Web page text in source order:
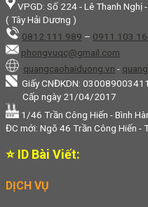
VPGD: Số 224 - Lê Thanh Nghị
( Tây Hải Dương )
0812.111.989 –
phongvuqc@gmail.com
quangcaohaiduong.vn -
Giấy CNĐKDN: 030089003411
Cấp ngày 21/04/2017
1/46 Trần Công Hiến - Bình
ĐC mới: Ngõ 46 Trần Công Hiến -
⭐ ID Bài Viết:
DỊCH VỤ